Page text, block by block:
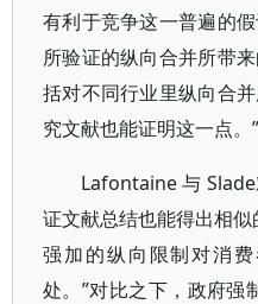
有利于竞争这一普遍的
所验证的纵向合并所带
括对不同行业里纵向合
究文献也能证明这一点。”
Lafontaine 与
证文献总结也能得出相
强加的纵向限制对消
处。”对比之下，政府强